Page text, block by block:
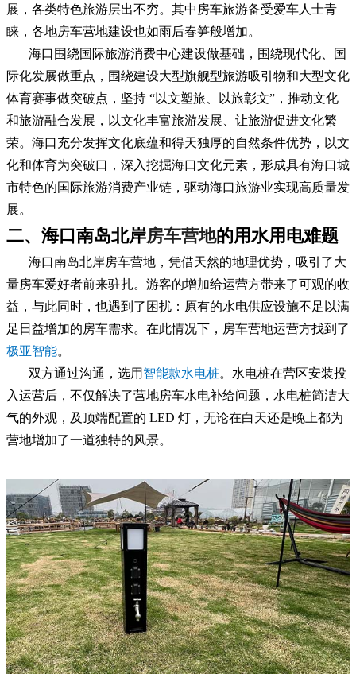
展，各类特色旅游层出不穷。其中房车旅游备受爱车人士青
睐，各地房车营地建设也如雨后春笋般增加。
海口围绕国际旅游消费中心建设做基础，围绕现代化、国
际化发展做重点，围绕建设大型旗舰型旅游吸引物和大型文化
体育赛事做突破点，坚持 “以文塑旅、以旅彰文”，推动文化
和旅游融合发展，以文化丰富旅游发展、让旅游促进文化繁
荣。海口充分发挥文化底蕴和得天独厚的自然条件优势，以文
化和体育为突破口，深入挖掘海口文化元素，形成具有海口城
市特色的国际旅游消费产业链，驱动海口旅游业实现高质量发
展。
二、海口南岛北岸房车营地的用水用电难题
海口南岛北岸房车营地，凭借天然的地理优势，吸引了大
量房车爱好者前来驻扎。游客的增加给运营方带来了可观的收
益，与此同时，也遇到了困扰：原有的水电供应设施不足以满
足日益增加的房车需求。在此情况下，房车营地运营方找到了
极亚智能。
双方通过沟通，选用 智能款水电桩。水电桩在营区安装投
入运营后，不仅解决了营地房车水电补给问题，水电桩简洁大
气的外观，及顶端配置的 LED 灯，无论在白天还是晚上都为
营地增加了一道独特的风景。